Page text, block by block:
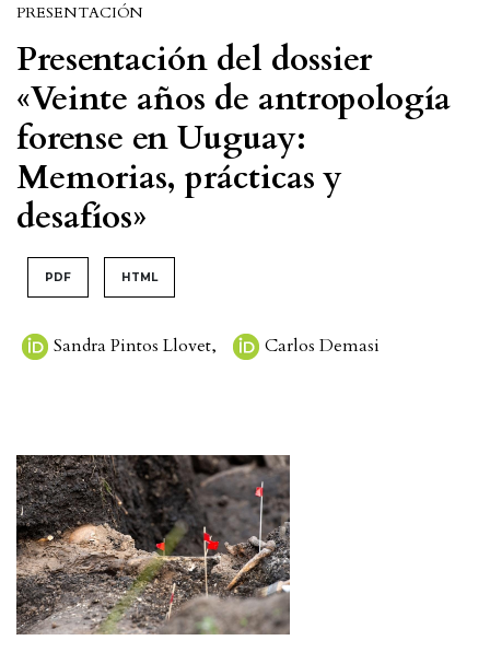
PRESENTACIÓN
Presentación del dossier
«Veinte años de antropología
forense en Uuguay:
Memorias, prácticas y
desafíos»
PDF HTML
Sandra Pintos Llovet, Carlos Demasi